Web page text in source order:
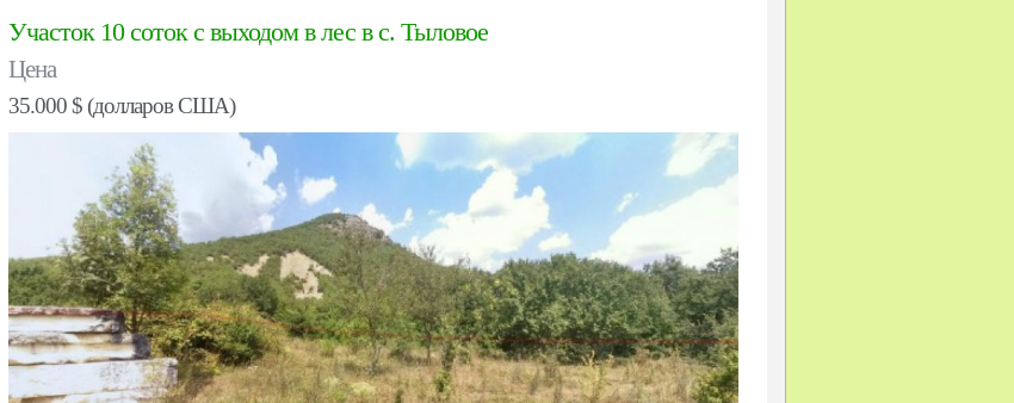
Участок 10 соток с выходом в лес в с. Тыловое
Цена
35.000 $ (долларов США)